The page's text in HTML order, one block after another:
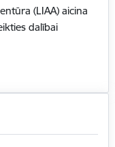
(LIAA) aicina
dalībai